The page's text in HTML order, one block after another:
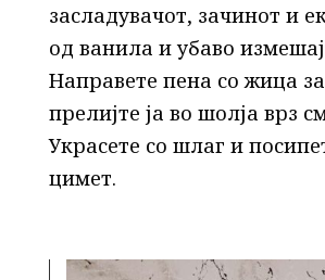
засладувачот, зачинот и
од ванила и убаво
Направете пена со жица
прелијте ја во шолја врз
Украсете со шлаг и
цимет.